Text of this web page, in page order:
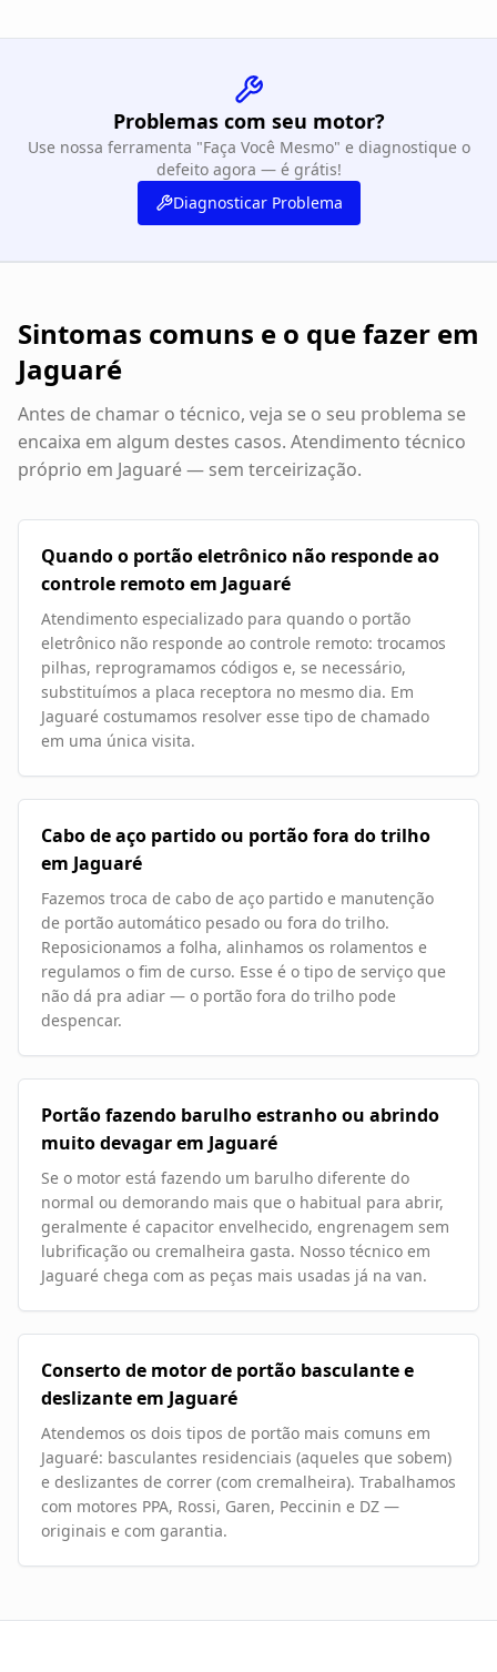
Problemas com seu motor?
Use nossa ferramenta "Faça Você Mesmo" e diagnostique o
defeito agora — é grátis!
Diagnosticar Problema
Sintomas comuns e o que fazer em
Jaguaré
Antes de chamar o técnico, veja se o seu problema se
encaixa em algum destes casos. Atendimento técnico
próprio em Jaguaré— sem terceirização.
Quando o portão eletrônico não responde ao
controle remoto em Jaguaré
Atendimento especializado para quando o portão
eletrônico não responde ao controle remoto: trocamos
pilhas, reprogramamos códigos e, se necessário,
substituímos a placa receptora no mesmo dia. Em
Jaguaré costumamos resolver esse tipo de chamado
em uma única visita.
Cabo de aço partido ou portão fora do trilho
em Jaguaré
Fazemos troca de cabo de aço partido e manutenção
de portão automático pesado ou fora do trilho.
Reposicionamos a folha, alinhamos os rolamentos e
regulamos o fim de curso. Esse é o tipo de serviço que
não dá pra adiar — o portão fora do trilho pode
despencar.
Portão fazendo barulho estranho ou abrindo
muito devagar em Jaguaré
Se o motor está fazendo um barulho diferente do
normal ou demorando mais que o habitual para abrir,
geralmente é capacitor envelhecido, engrenagem sem
lubrificação ou cremalheira gasta. Nosso técnico em
Jaguaré chega com as peças mais usadas já na van.
Conserto de motor de portão basculante e
deslizante em Jaguaré
Atendemos os dois tipos de portão mais comuns em
Jaguaré: basculantes residenciais (aqueles que sobem)
e deslizantes de correr (com cremalheira). Trabalhamos
com motores PPA, Rossi, Garen, Peccinin e DZ —
originais e com garantia.